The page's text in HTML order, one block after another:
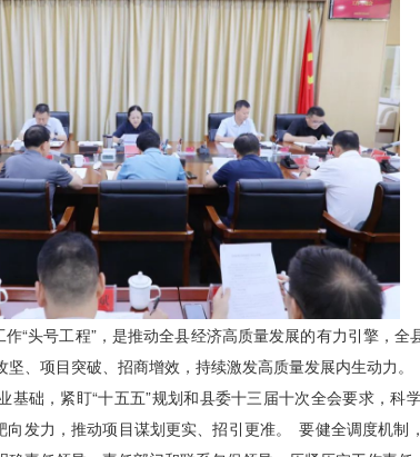
“头号工程”，是推动全县经济高质量发展的有力引擎，
、项目突破、招商增效，持续激发高质量发展内生动力。
础，紧盯“十五五”规划和县委十三届十次全会要求，科
发力，推动项目谋划更实、招引更准。 要健全调度机制